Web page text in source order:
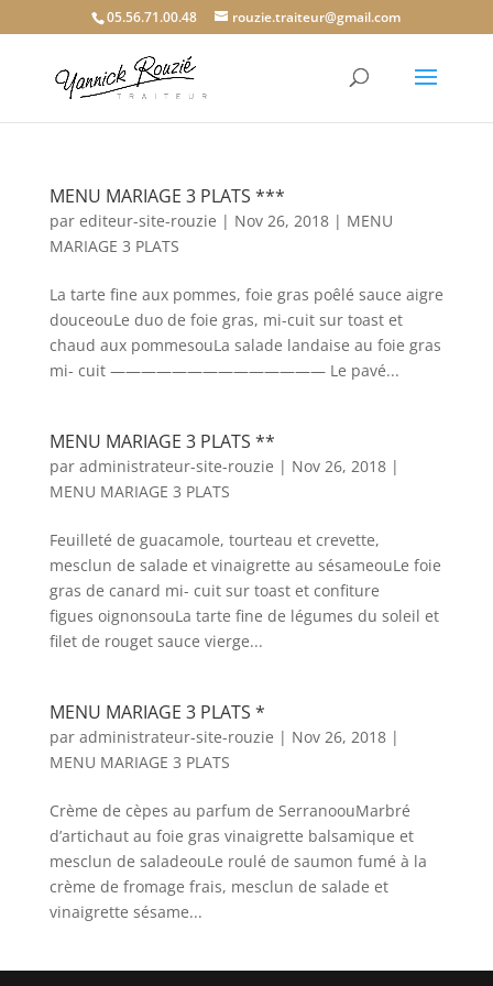
05.56.71.00.48 rouzie.traiteur@gmail.com
MENU MARIAGE 3 PLATS ***
par editeur-site-rouzie | Nov 26, 2018| MENU
MARIAGE 3 PLATS
La tarte fine aux pommes, foie gras poêlé sauce aigre
douceouLe duo de foie gras, mi-cuit sur toast et
chaud aux pommesouLa salade landaise au foie gras
mi- cuit —————————————— Le pavé...
MENU MARIAGE 3 PLATS **
par administrateur-site-rouzie | Nov 26, 2018|
MENU MARIAGE 3 PLATS
Feuilleté de guacamole, tourteau et crevette,
mesclun de salade et vinaigrette au sésameouLe foie
gras de canard mi- cuit sur toast et confiture
figues oignonsouLa tarte fine de légumes du soleil et
filet de rouget sauce vierge...
MENU MARIAGE 3 PLATS *
par administrateur-site-rouzie | Nov 26, 2018|
MENU MARIAGE 3 PLATS
Crème de cèpes au parfum de SerranoouMarbré
d’artichaut au foie gras vinaigrette balsamique et
mesclun de saladeouLe roulé de saumon fumé à la
crème de fromage frais, mesclun de salade et
vinaigrette sésame...